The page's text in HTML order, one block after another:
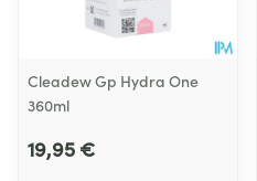
Cleadew Gp Hydra One
360ml
19,95 €